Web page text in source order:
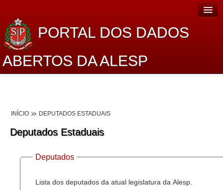
PORTAL DOS DADOS
ABERTOS DA ALESP
Lei de Acesso à Informação
Dados Governamentais Abertos
Planejamento
INÍCIO DEPUTADOS ESTADUAIS
Deputados Estaduais
Deputados
Lista dos deputados da atual legislatura da Alesp.